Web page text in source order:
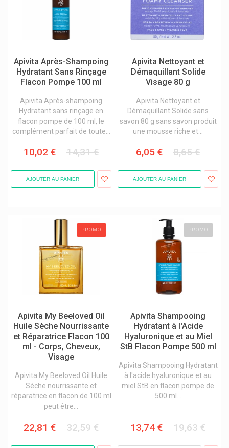
Bach Original
Bailleul Laboratoires
Baldriparan
Balneum
Bauerfeind
Bayer Bepanthen, Bepanthol
Be-Life / Bio-Life Compléments
Beauty Made Easy Baume À Lèvres
Beauty Of Joseon Produits Cosmétiques Coréens
Beehub Miel / Propolis / Pollen
Beiersdorf
Belice Solides Bio
Bell Ânesse En Provence
Bellavie
Belvital
Bepharbel
Apivita Après-Shampoing
Hydratant Sans Rinçage
Flacon Pompe 100 ml
Apivita Après-shampoing
Hydratant sans rinçage en
flacon pompe de 100 ml, le
complément parfait de toute...
10,02 € 14,31 €
AJOUTER AU PANIER
Apivita Nettoyant et
Démaquillant Solide
Visage 80 g
Apivita Nettoyant et
Démaquillant Solide sans
savon 80 g sans savon produit
une mousse riche et...
6,05 € 8,65 €
AJOUTER AU PANIER
PROMO
Apivita My Beeloved Oil
Huile Sèche Nourrissante
et Réparatrice Flacon 100
ml - Corps, Cheveux,
Visage
Apivita My Beeloved Oil Huile
Sèche nourrissante et
réparatrice en flacon de 100 ml
peut être...
22,81 € 32,59 €
PROMO
Apivita Shampooing
Hydratant à l'Acide
Hyaluronique et au Miel
StB Flacon Pompe 500 ml
Apivita Shampooing Hydratant
à l'acide hyaluronique et au
miel StB en flacon pompe de
500 ml...
13,74 € 19,63 €